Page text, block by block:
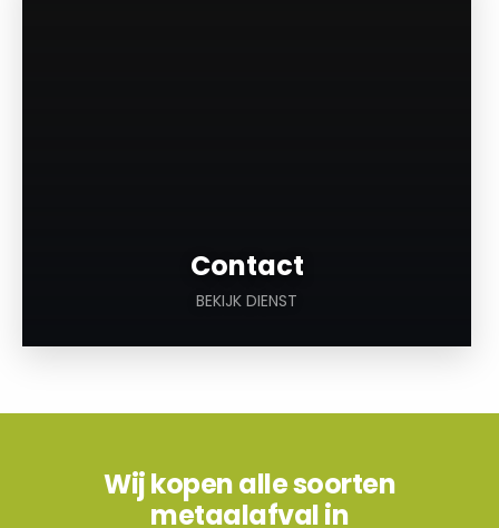
Contact
BEKIJK DIENST
Wij kopen alle soorten
metaalafval in